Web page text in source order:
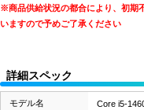
※商品供給状況の都合により、初期
いますので予めご了承ください
詳細スペック
モデル名 Core i5-